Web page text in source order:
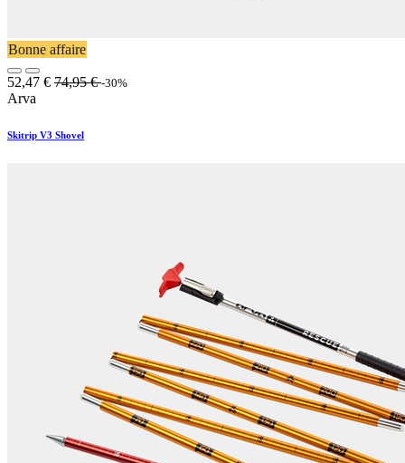
Bonne affaire
52,47 € 74,95€ -30%
Arva
Skitrip V3 Shovel